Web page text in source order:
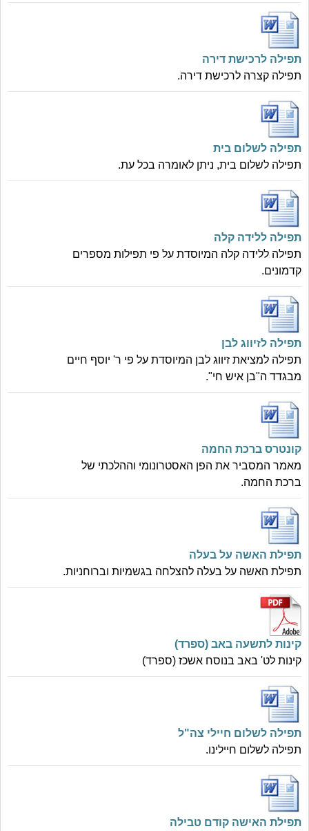
תפילה לרכישת דירה
תפילה קצרה לרכישת דירה.
תפילה לשלום בית
תפילה לשלום בית, ניתן לאומרה בכל עת.
תפילה ללידה קלה
תפילה ללידה קלה המיוסדת על פי תפילות מספרים
קדמונים.
תפילה לזיווג לבן
תפילה למציאת זיווג לבן המיוסדת על פי ר' יוסף חיים
מבגדד ה"בן איש חי".
קונטרס ברכת החמה
מאמר המסביר את הפן האסטרונומי וההלכתי של
ברכת החמה.
תפילת האשה על בעלה
תפילת האשה על בעלה להצלחה בגשמיות וברוחניות.
קינות לתשעה באב (ספרד)
קינות לט' באב בנוסח אשכז (ספרד)
תפילה לשלום חיילי צה"ל
תפילה לשלום חיילינו.
תפילת האישה קודם טבילה